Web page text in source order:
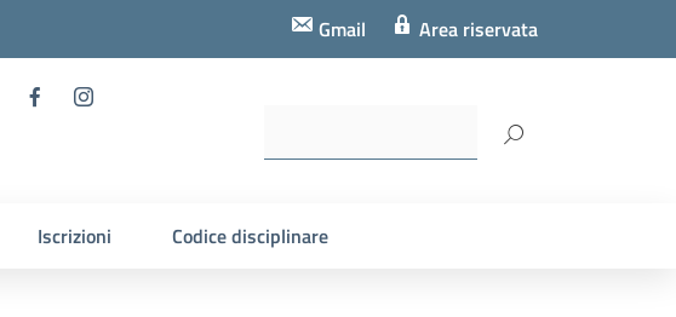
Gmail Area riservata
Iscrizioni Codice disciplinare